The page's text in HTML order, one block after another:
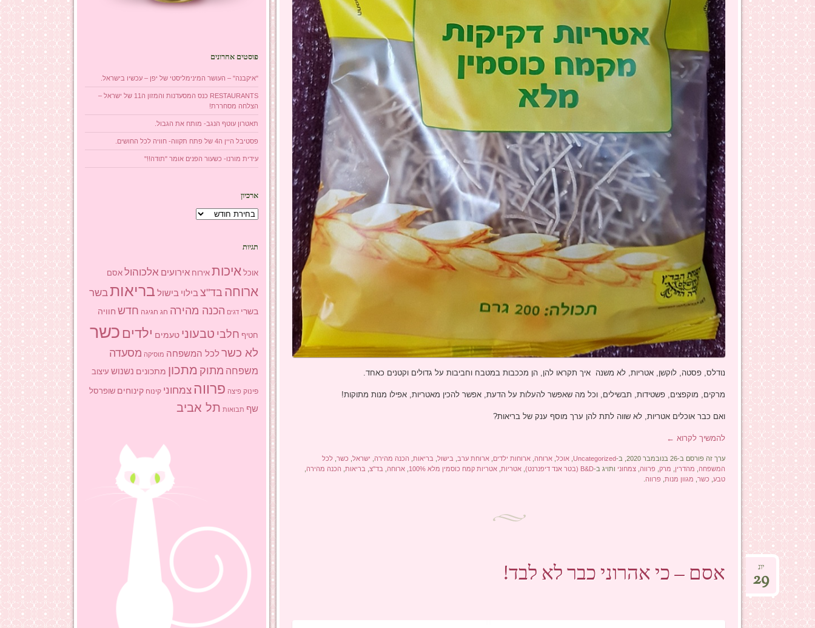
נודלס, פסטה, לוקשן, אטריות, לא משנה איך תקראו להן, הן מככבות במטבח וחביבות על גדולים וקטנים כאחד.
מרקים, מוקפצים, פשטידות, תבשילים, וכל מה שאפשר להעלות על הדעת, אפשר להכין מאטריות, אפילו מנות מתוקות!
ואם כבר אוכלים אטריות, לא שווה לתת להן ערך מוסף ענק של בריאות?
להמשיך לקרוא ←
ערך זה פורסם ב-26 בנובמבר 2020, ב- Uncategorized אוכל, ארוחה, ארוחות ילדים ארוחת ערב, בישול, בריאות, הכנה מהירה, ישראל, כשר, לכל
המשפחה, מהדרין מרק, פרווה, צמחוני ותויג ב-B&D (בטר אנד דיפנרנט) , אטריות, אטריות קמח כוסמין מלא 100% ארוחה, בד"צ, בריאות, הכנה מהירה,
טבע, כשר, מגוון מנות, פרווה.
אסם – כי אהרוני כבר לא לבד! יונ
29
פוסטים אחרונים
"איקבנה" – העושר המינימליסטי של יפן – עכשיו בישראל.
RESTAURANTS כנס המסעדנות והמזון ה11 של ישראל –
הצלחה מסחררת!
תאטרון עוטף הנגב- מותח את הגבול.
פסטיבל היין ה4 של פתח תקווה- חוויה לכל החושים.
עידית מורנו- כשעור הפנים אומר "תודה!!"
ארכיון
ארכיון
תגיות
אוכל איכות אירוח אירועים אלכוהול אסם
ארוחה בד"צ בילוי בישול בריאותבשר
בשרי דגים הכנה מהירה חג חגיגה חדש חוויה
חטיף חלבי טבעוני טעמים ילדים כשר
לא כשר לכל המשפחה מוסיקה מסעדה
משפחה מתוק מתכון מתכונים נשנוש עיצוב
פינוק פיצה פרווה צמחוני קינוח קינוחים שופרסל
שף תבואות תל אביב